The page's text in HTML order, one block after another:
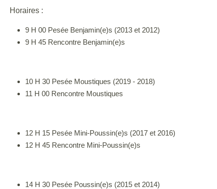
Horaires :
9 H 00 Pesée Benjamin(e)s (2013 et 2012)
9 H 45 Rencontre Benjamin(e)s
10 H 30 Pesée Moustiques (2019 - 2018)
11 H 00 Rencontre Moustiques
12 H 15 Pesée Mini-Poussin(e)s (2017 et 2016)
12 H 45 Rencontre Mini-Poussin(e)s
14 H 30 Pesée Poussin(e)s (2015 et 2014)